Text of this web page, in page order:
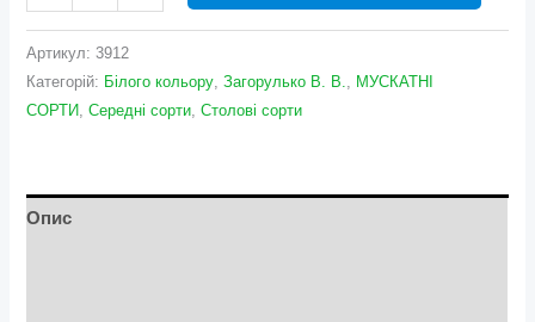
Артикул:3912
Категорій: Білого кольору ,Загорулько В. В.
МУСКАТНІ
СОРТИ ,Середні сорти ,Столові сорти
Опис